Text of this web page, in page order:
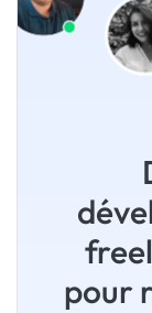
pour